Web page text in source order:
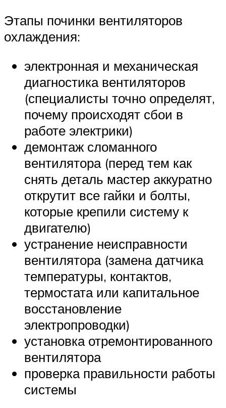
Этапы починки вентиляторов
охлаждения:
электронная и механическая
диагностика вентиляторов
(специалисты точно определят,
почему происходят сбои в
работе электрики)
демонтаж сломанного
вентилятора (перед тем как
снять деталь мастер аккуратно
открутит все гайки и болты,
которые крепили систему к
двигателю)
устранение неисправности
вентилятора (замена датчика
температуры, контактов,
термостата или капитальное
восстановление
электропроводки)
установка отремонтированного
вентилятора
проверка правильности работы
системы